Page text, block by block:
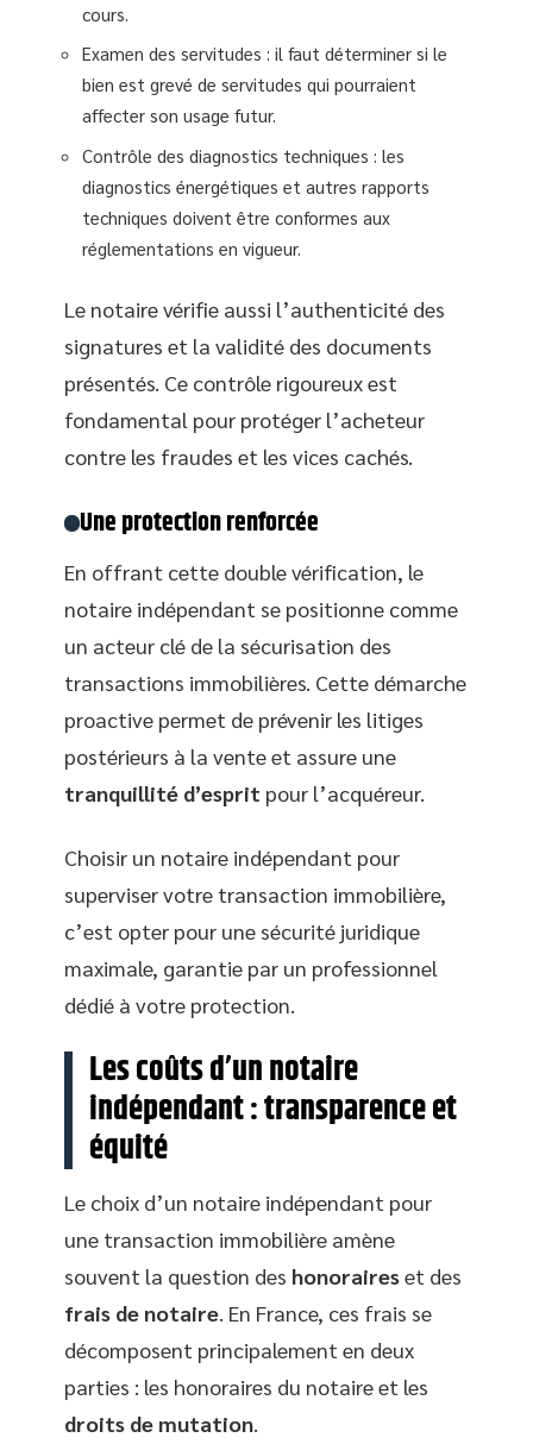
cours.
Examen des servitudes : il faut déterminer si le
bien est grevé de servitudes qui pourraient
affecter son usage futur.
Contrôle des diagnostics techniques : les
diagnostics énergétiques et autres rapports
techniques doivent être conformes aux
réglementations en vigueur.
Le notaire vérifie aussi l’authenticité des
signatures et la validité des documents
présentés. Ce contrôle rigoureux est
fondamental pour protéger l’acheteur
contre les fraudes et les vices cachés.
Une protection renforcée
En offrant cette double vérification, le
notaire indépendant se positionne comme
un acteur clé de la sécurisation des
transactions immobilières. Cette démarche
proactive permet de prévenir les litiges
postérieurs à la vente et assure une
tranquillité d’esprit pour l’acquéreur.
Choisir un notaire indépendant pour
superviser votre transaction immobilière,
c’est opter pour une sécurité juridique
maximale, garantie par un professionnel
dédié à votre protection.
Les coûts d’un notaire
indépendant : transparence et
équité
Le choix d’un notaire indépendant pour
une transaction immobilière amène
souvent la question des honoraireset des
frais de notaire . En France, ces frais se
décomposent principalement en deux
parties : les honoraires du notaire et les
droits de mutation